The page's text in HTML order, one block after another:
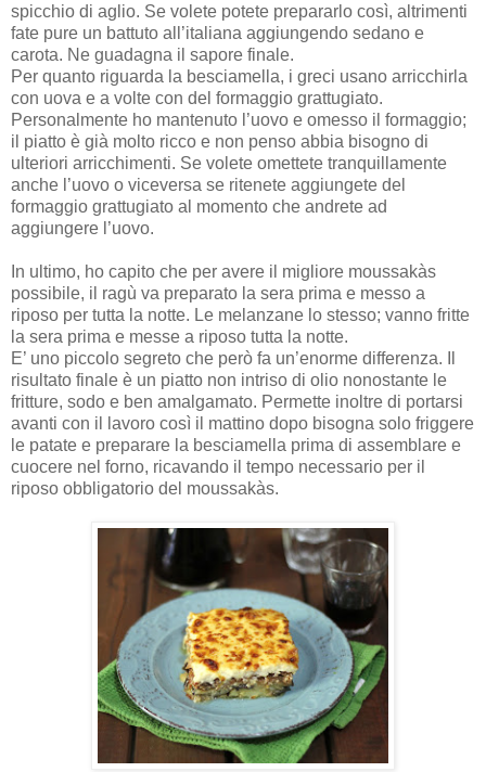
spicchio di aglio. Se volete potete prepararlo così, altrimenti
fate pure un battuto all’italiana aggiungendo sedano e
carota. Ne guadagna il sapore finale.
Per quanto riguarda la besciamella, i greci usano arricchirla
con uova e a volte con del formaggio grattugiato.
Personalmente ho mantenuto l’uovo e omesso il formaggio;
il piatto è già molto ricco e non penso abbia bisogno di
ulteriori arricchimenti. Se volete omettete tranquillamente
anche l’uovo o viceversa se ritenete aggiungete del
formaggio grattugiato al momento che andrete ad
aggiungere l’uovo.
In ultimo, ho capito che per avere il migliore moussakàs
possibile, il ragù va preparato la sera prima e messo a
riposo per tutta la notte. Le melanzane lo stesso; vanno fritte
la sera prima e messe a riposo tutta la notte.
E’ uno piccolo segreto che però fa un’enorme differenza. Il
risultato finale è un piatto non intriso di olio nonostante le
fritture, sodo e ben amalgamato. Permette inoltre di portarsi
avanti con il lavoro così il mattino dopo bisogna solo friggere
le patate e preparare la besciamella prima di assemblare e
cuocere nel forno, ricavando il tempo necessario per il
riposo obbligatorio del moussakàs.